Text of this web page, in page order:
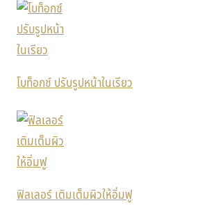
โบท็อกซ์ ปรับรูปหน้าในเรียว
ฟิลเลอร์ เติมเต็มผิวให้อิ่มฟู